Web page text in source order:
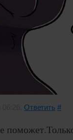
Ответить #